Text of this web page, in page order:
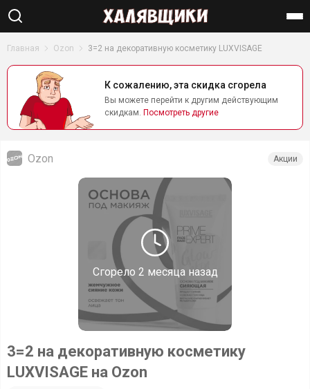
Найти
Главная Ozon 3=2 на декоративную косметику LUXVISAGE
К сожалению, эта скидка сгорела
Вы можете перейти к другим действующим
скидкам. Посмотреть другие
Сгорело 2 месяца назад
Ozon Акции
3=2 на декоративную косметику
LUXVISAGE на Ozon